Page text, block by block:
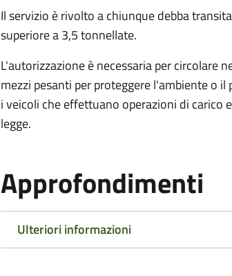
Il servizio è rivolto a chiunque debba
superiore a 3,5 tonnellate.
L'autorizzazione è necessaria per circolare
mezzi pesanti per proteggere l'ambiente o
i veicoli che effettuano operazioni di carico
legge.
Approfondimenti
Ulteriori informazioni